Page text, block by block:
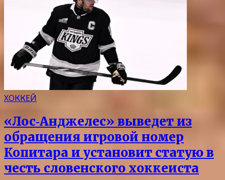
ХОККЕЙ
«Лос‑Анджелес» выведет из
обращения игровой номер
Копитара и установит статую в
честь словенского хоккеиста